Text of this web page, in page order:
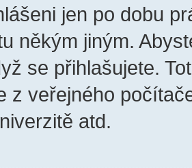
jen po dobu
někým jiným.
se přihlašujete.
z veřejného
atd.